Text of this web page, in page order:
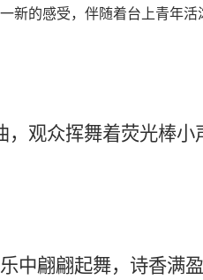
新的感受，伴随着台上青年
，观众挥舞着荧光棒小
中翩翩起舞，诗香满